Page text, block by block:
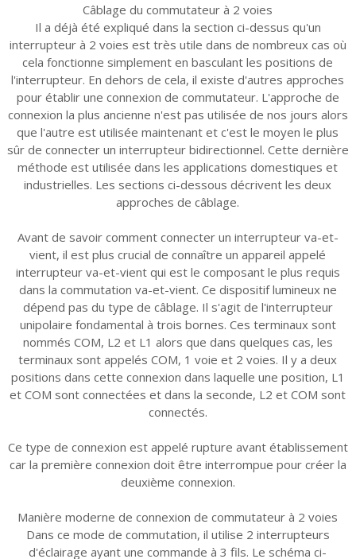
Câblage du commutateur à 2 voies
Il a déjà été expliqué dans la section ci-dessus qu'un
interrupteur à 2 voies est très utile dans de nombreux cas où
cela fonctionne simplement en basculant les positions de
l'interrupteur. En dehors de cela, il existe d'autres approches
pour établir une connexion de commutateur. L'approche de
connexion la plus ancienne n'est pas utilisée de nos jours alors
que l'autre est utilisée maintenant et c'est le moyen le plus
sûr de connecter un interrupteur bidirectionnel. Cette dernière
méthode est utilisée dans les applications domestiques et
industrielles. Les sections ci-dessous décrivent les deux
approches de câblage.
Avant de savoir comment connecter un interrupteur va-et-
vient, il est plus crucial de connaître un appareil appelé
interrupteur va-et-vient qui est le composant le plus requis
dans la commutation va-et-vient. Ce dispositif lumineux ne
dépend pas du type de câblage. Il s'agit de l'interrupteur
unipolaire fondamental à trois bornes. Ces terminaux sont
nommés COM, L2 et L1 alors que dans quelques cas, les
terminaux sont appelés COM, 1 voie et 2 voies. Il y a deux
positions dans cette connexion dans laquelle une position, L1
et COM sont connectées et dans la seconde, L2 et COM sont
connectés.
Ce type de connexion est appelé rupture avant établissement
car la première connexion doit être interrompue pour créer la
deuxième connexion.
Manière moderne de connexion de commutateur à 2 voies
Dans ce mode de commutation, il utilise 2 interrupteurs
d'éclairage ayant une commande à 3 fils. Le schéma ci-